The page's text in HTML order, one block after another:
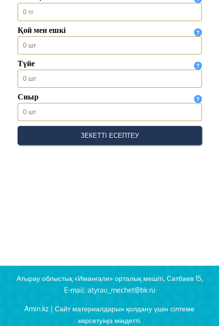
Атырау облыстық «Иманғали» орталық мешіті, Сатбаев 15,
E-mail: atyrau_mechet@bk.ru
Amin.kz | Сайт материалдарын қолдану үшін сілтеме
көрсетуіңіз міндетті.